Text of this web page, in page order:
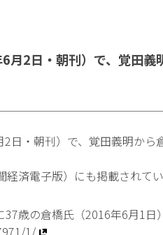
月2日・朝刊）で、覚田
日・朝刊）で、覚田義明から
済電子版）にも掲載されてい
歳の倉橋氏（2016年6月1日）
1/